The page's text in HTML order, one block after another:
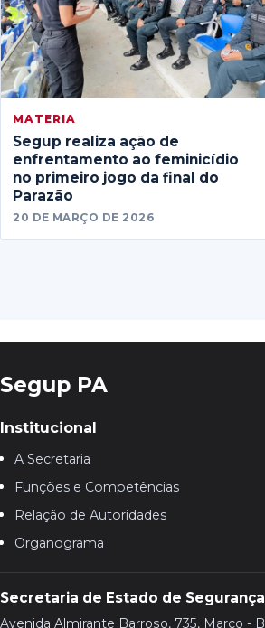
MATERIA
Segup realiza ação de
enfrentamento ao feminicídio
no primeiro jogo da final do
Parazão
20 DE MARÇO DE 2026
Segup PA
Institucional
A Secretaria
Funções e Competências
Relação de Autoridades
Organograma
Secretaria de Estado de
Avenida Almirante Barroso, 735, Marco -